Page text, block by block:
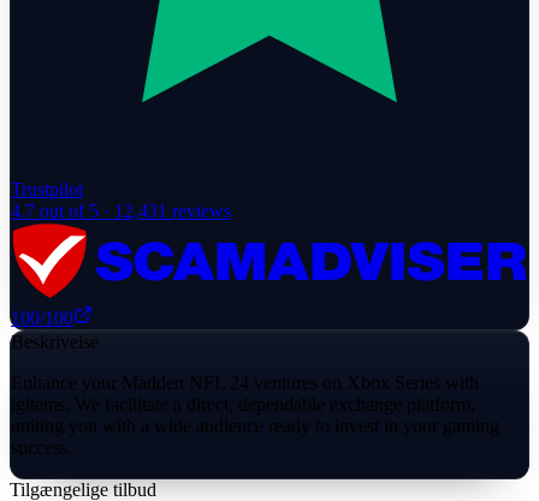
Trustpilot
4.7 out of 5 · 12,431 reviews
100/100
Beskrivelse
Enhance your Madden NFL 24 ventures on Xbox Series with
igitems. We facilitate a direct, dependable exchange platform,
uniting you with a wide audience ready to invest in your gaming
success.
Tilgængelige tilbud